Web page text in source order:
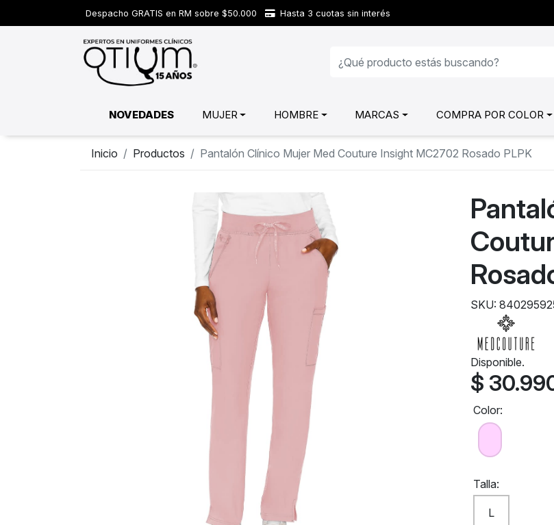
Despacho GRATIS en RM sobre $50.000 Hasta 3 cuotas sin interés
NOVEDADES MUJER HOMBRE MARCAS COMPRA POR COLOR
Inicio Productos Pantalón Clínico Mujer Med Couture Insight MC2702 Rosado PLPK
SKU:
Disponible.
$
Color:
Talla:
L